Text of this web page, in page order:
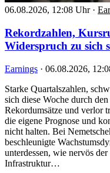
06.08.2026, 12:08 Uhr ·
Rekordzahlen,
Widerspruch zu sich
Earnings · 06.08.2026,
Starke Quartalszahlen,
sich diese Woche durch
Rekordumsätze und verlor
die eigene Prognose und
nicht halten. Bei
beschleunigte
unterdessen, wie nervös
Infrastruktur…